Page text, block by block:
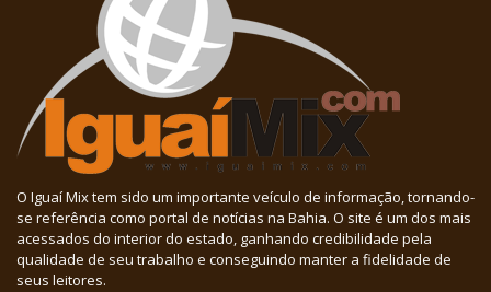
O Iguaí Mix tem sido um importante veículo de informação, tornando-
se referência como portal de notícias na Bahia. O site é um dos mais
acessados do interior do estado, ganhando credibilidade pela
qualidade de seu trabalho e conseguindo manter a fidelidade de
seus leitores.